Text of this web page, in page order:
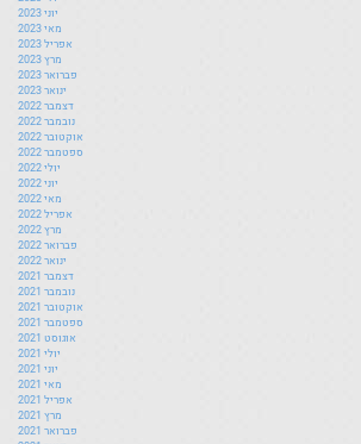
יוני 2023
מאי 2023
אפריל 2023
מרץ 2023
פברואר 2023
ינואר 2023
דצמבר 2022
נובמבר 2022
אוקטובר 2022
ספטמבר 2022
יולי 2022
יוני 2022
מאי 2022
אפריל 2022
מרץ 2022
פברואר 2022
ינואר 2022
דצמבר 2021
נובמבר 2021
אוקטובר 2021
ספטמבר 2021
אוגוסט 2021
יולי 2021
יוני 2021
מאי 2021
אפריל 2021
מרץ 2021
פברואר 2021